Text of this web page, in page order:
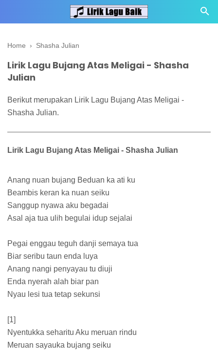
Home › Shasha Julian
Lirik Lagu Bujang Atas Meligai - Shasha
Julian
Berikut merupakan Lirik Lagu Bujang Atas Meligai -
Shasha Julian.
Lirik Lagu Bujang Atas Meligai - Shasha Julian
Anang nuan bujang Beduan ka ati ku
Beambis keran ka nuan seiku
Sanggup nyawa aku begadai
Asal aja tua ulih begulai idup sejalai
Pegai enggau teguh danji semaya tua
Biar seribu taun enda luya
Anang nangi penyayau tu diuji
Enda nyerah alah biar pan
Nyau lesi tua tetap sekunsi
[1]
Nyentukka seharitu Aku meruan rindu
Meruan sayauka bujang seiku